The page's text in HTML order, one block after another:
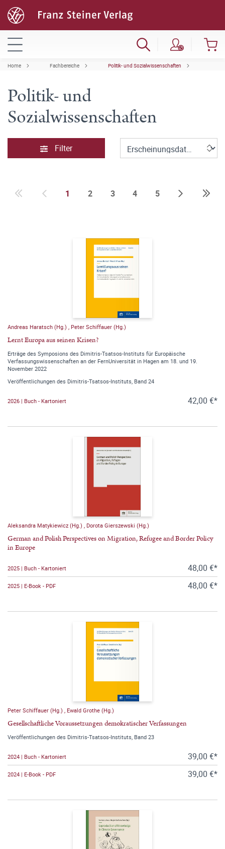
Home Fachbereiche Politik- und Sozialwissenschaften
Politik- und
Sozialwissenschaften
Filter
1 2 3 4 5
Andreas Haratsch (Hg.) , Peter Schiffauer (Hg.)
Lernt Europa aus seinen Krisen?
Erträge des Symposions des Dimitris-Tsatsos-Instituts für Europäische
Verfassungswissenschaften an der FernUniversität in Hagen am 18. und 19.
November 2022
Veröffentlichungen des Dimitris-Tsatsos-Instituts, Band 24
2026 | Buch - Kartoniert 42,00 €*
Aleksandra Matykiewicz (Hg.) , Dorota Gierszewski (Hg.)
German and Polish Perspectives on Migration, Refugee and Border Policy
in Europe
2025 | Buch - Kartoniert 48,00 €*
2025 | E-Book - PDF 48,00 €*
Peter Schiffauer (Hg.) , Ewald Grothe (Hg.)
Gesellschaftliche Voraussetzungen demokratischer Verfassungen
Veröffentlichungen des Dimitris-Tsatsos-Instituts, Band 23
2024 | Buch - Kartoniert 39,00 €*
2024 | E-Book - PDF 39,00 €*